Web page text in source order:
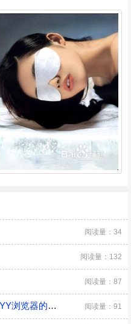
阅读量：34
阅读量：132
阅读量：87
解决YY频道内链接打开自动下载YY浏览器的问题 阅读量：91